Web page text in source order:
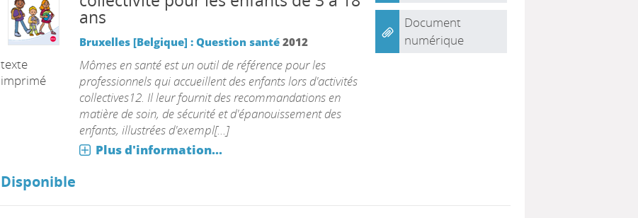
texte
imprimé
ans
Bruxelles [Belgique] : Question santé 2012
Mômes en santé est un outil de référence pour les
professionnels qui accueillent des enfants lors d'activités
collectives12. Il leur fournit des recommandations en
matière de soin, de sécurité et d'épanouissement des
enfants, illustrées d'exempl[...]
Plus d'information...
Document
numérique
Disponible